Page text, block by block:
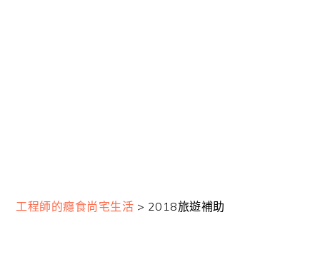
工程師的癮食尚宅生活 > 2018旅遊補助